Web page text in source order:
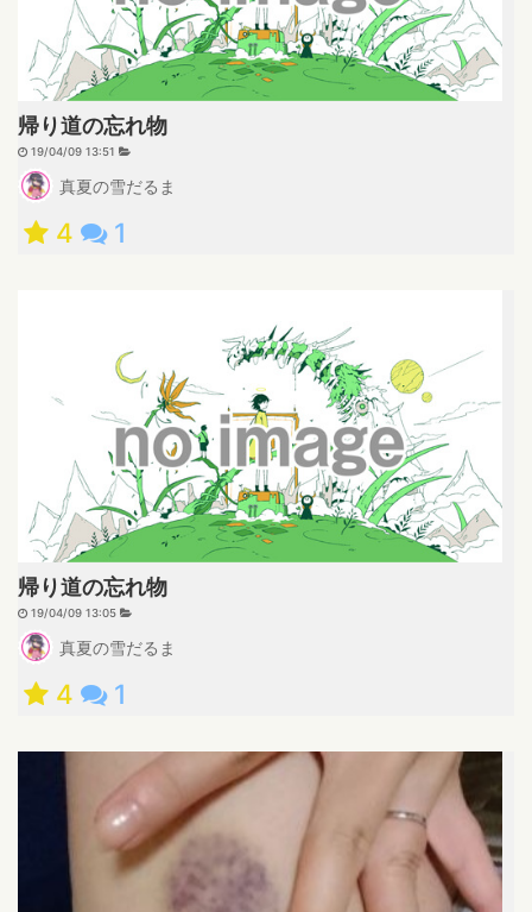
帰り道の忘れ物
19/04/09 13:51
真夏の雪だるま
4 1
帰り道の忘れ物
19/04/09 13:05
真夏の雪だるま
4 1